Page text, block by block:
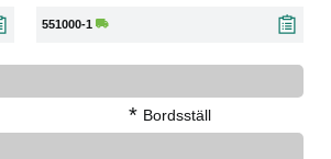
551000-1
* Bordsställ